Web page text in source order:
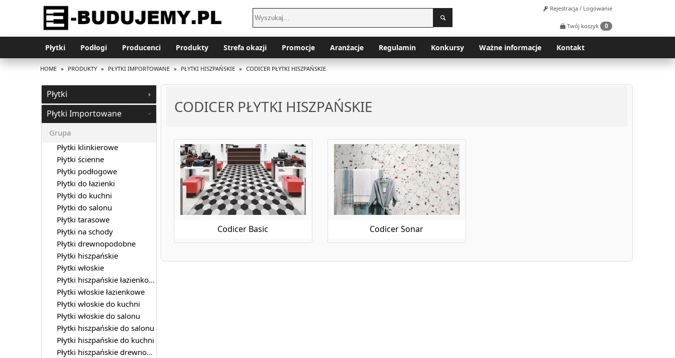
Rejestracja / Logowanie
Twój koszyk 0
Płytki Podłogi Producenci Produkty Strefa okazji Promocje Aranżacje Regulamin Konkursy Ważne informacje Kontakt
HOME » PRODUKTY » PŁYTKI IMPORTOWANE » PŁYTKI HISZPAŃSKIE » CODICER PŁYTKI HISZPAŃSKIE
CODICER PŁYTKI HISZPAŃSKIE
Codicer Basic Codicer Sonar
Płytki
Płytki Importowane
Grupa
Płytki klinkierowe
Płytki ścienne
Płytki podłogowe
Płytki do łazienki
Płytki do kuchni
Płytki do salonu
Płytki tarasowe
Płytki na schody
Płytki drewnopodobne
Płytki hiszpańskie
Płytki włoskie
Płytki hiszpańskie łazienkowe
Płytki włoskie łazienkowe
Płytki włoskie do kuchni
Płytki włoskie do salonu
Płytki hiszpańskie do salonu
Płytki hiszpańskie do kuchni
Płytki hiszpańskie drewnopodobne